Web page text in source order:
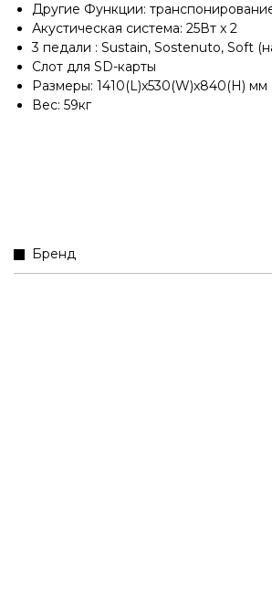
Другие Функции:
Акустическая система: 25Вт x 2
3 педали : Sustain, Sostenuto, Soft
Слот для SD-карты
Размеры: 1410(L)x530(W)x840(H) мм
Вес: 59кг
Бренд